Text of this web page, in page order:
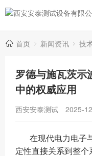
首页 新闻资讯 技
罗德与施瓦茨示
中的权威应用
西安安泰测试 2025-
在现代电力电子
定性直接关系到整